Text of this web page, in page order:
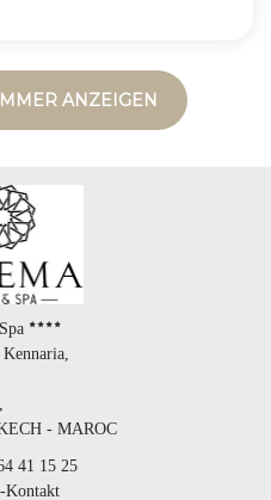
ANZEIGEN
- MAROC
41 15 25
Kontakt